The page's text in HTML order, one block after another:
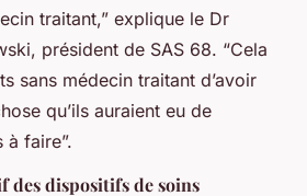
traitant,” explique le Dr
président de SAS 68. “Cela
sans médecin traitant d’avoir
qu’ils auraient eu de
faire”.
des dispositifs de soins